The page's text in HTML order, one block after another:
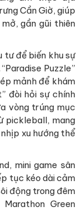
Cần Giờ, giúp
gần gũi thiên
để biến khu sự
Puzzle”
mảnh để khám
đòi hỏi sự chính
vòng trúng mục
pickleball, mang
xu hướng thể
mini game sân
tục kéo dài cảm
động trong đêm
Green